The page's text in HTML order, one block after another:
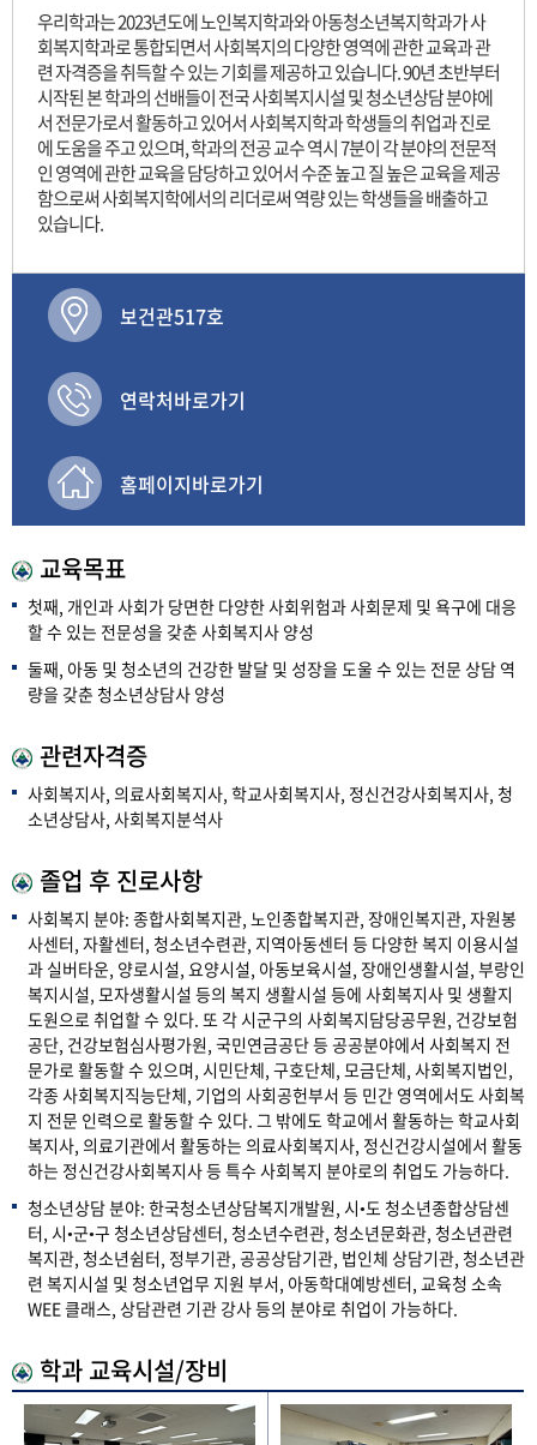
우리학과는 2023년도에 노인복지학과와 아동청소년복지학과가 사
회복지학과로 통합되면서 사회복지의 다양한 영역에 관한 교육과 관
련 자격증을 취득할 수 있는 기회를 제공하고 있습니다. 90년 초반부터
시작된 본 학과의 선배들이 전국 사회복지시설 및 청소년상담 분야에
서 전문가로서 활동하고 있어서 사회복지학과 학생들의 취업과 진로
에 도움을 주고 있으며, 학과의 전공 교수 역시 7분이 각 분야의 전문적
인 영역에 관한 교육을 담당하고 있어서 수준 높고 질 높은 교육을 제공
함으로써 사회복지학에서의 리더로써 역량 있는 학생들을 배출하고
있습니다.
보건관517호
연락처바로가기
홈페이지바로가기
교육목표
첫째, 개인과 사회가 당면한 다양한 사회위험과 사회문제 및 욕구에 대응
할 수 있는 전문성을 갖춘 사회복지사 양성
둘째, 아동 및 청소년의 건강한 발달 및 성장을 도울 수 있는 전문 상담 역
량을 갖춘 청소년상담사 양성
관련자격증
사회복지사, 의료사회복지사, 학교사회복지사, 정신건강사회복지사, 청
소년상담사, 사회복지분석사
졸업 후 진로사항
사회복지 분야: 종합사회복지관, 노인종합복지관, 장애인복지관, 자원봉
사센터, 자활센터, 청소년수련관, 지역아동센터 등 다양한 복지 이용시설
과 실버타운, 양로시설, 요양시설, 아동보육시설, 장애인생활시설, 부랑인
복지시설, 모자생활시설 등의 복지 생활시설 등에 사회복지사 및 생활지
도원으로 취업할 수 있다. 또 각 시군구의 사회복지담당공무원, 건강보험
공단, 건강보험심사평가원, 국민연금공단 등 공공분야에서 사회복지 전
문가로 활동할 수 있으며, 시민단체, 구호단체, 모금단체, 사회복지법인,
각종 사회복지직능단체, 기업의 사회공헌부서 등 민간 영역에서도 사회복
지 전문 인력으로 활동할 수 있다. 그 밖에도 학교에서 활동하는 학교사회
복지사, 의료기관에서 활동하는 의료사회복지사, 정신건강시설에서 활동
하는 정신건강사회복지사 등 특수 사회복지 분야로의 취업도 가능하다.
청소년상담 분야: 한국청소년상담복지개발원, 시•도 청소년종합상담센
터, 시•군•구 청소년상담센터, 청소년수련관, 청소년문화관, 청소년관련
복지관, 청소년쉼터, 정부기관, 공공상담기관, 법인체 상담기관, 청소년관
련 복지시설 및 청소년업무 지원 부서, 아동학대예방센터, 교육청 소속
WEE 클래스, 상담관련 기관 강사 등의 분야로 취업이 가능하다.
학과 교육시설/장비